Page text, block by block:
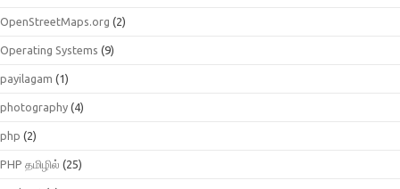
OpenStreetMaps.org (2)
Operating Systems (9)
payilagam (1)
photography (4)
php (2)
PHP தமிழில் (25)